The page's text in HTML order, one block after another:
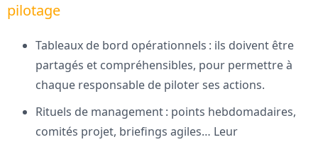
pilotage
Tableaux de bord opérationnels : ils doivent être
partagés et compréhensibles, pour permettre à
chaque responsable de piloter ses actions.
Rituels de management : points hebdomadaires,
comités projet, briefings agiles… Leur